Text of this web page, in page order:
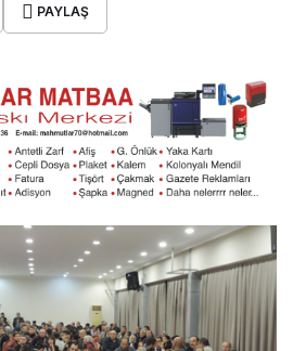
PAYLAŞ